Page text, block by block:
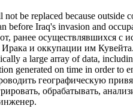
be replaced because
before Iraq's invasion and
ранее осуществлявшихся
и оккупации им Кувейта.
a large array of data,
generated on time in order to
географическую
обрабатывать,